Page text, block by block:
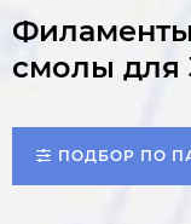
смолы для
ПОДБОР ПО